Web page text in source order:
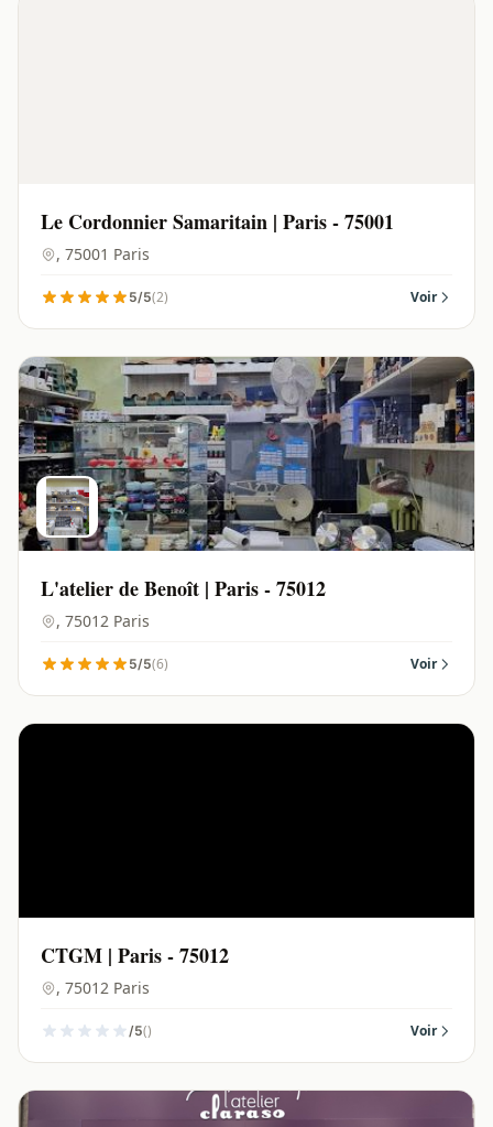
Le Cordonnier Samaritain | Paris - 75001
, 75001 Paris
5/5(2) Voir
L'atelier de Benoît | Paris - 75012
, 75012 Paris
5/5(6) Voir
CTGM | Paris - 75012
, 75012 Paris
/5() Voir